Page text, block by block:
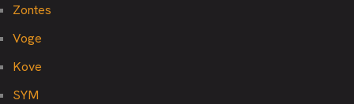
Zontes
Voge
Kove
SYM